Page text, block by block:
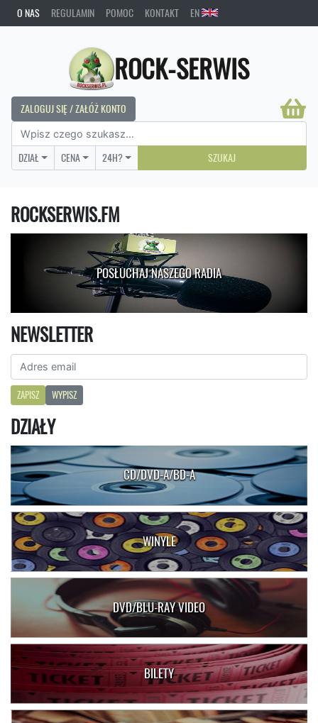
O NAS REGULAMIN POMOC KONTAKT EN
ROCK-SERWIS
ZALOGUJ SIĘ / ZAŁÓŻ KONTO
DZIAŁ CENA 24H? SZUKAJ
ROCKSERWIS.FM
POSŁUCHAJ NASZEGO RADIA
NEWSLETTER
ZAPISZ WYPISZ
DZIAŁY
CD/DVD-A/BD-A
WINYLE
DVD/BLU-RAY VIDEO
BILETY